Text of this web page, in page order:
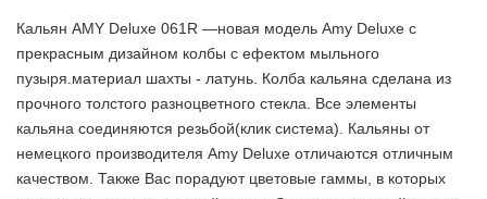
Кальян AMY Deluxe 061R ―новая модель Amy Deluxe с
прекрасным дизайном колбы с ефектом мыльного
пузыря.материал шахты - латунь. Колба кальяна сделана из
прочного толстого разноцветного стекла. Все элементы
кальяна соединяются резьбой(клик система). Кальяны от
немецкого производителя Amy Deluxe отличаются отличным
качеством. Также Вас порадуют цветовые гаммы, в которых